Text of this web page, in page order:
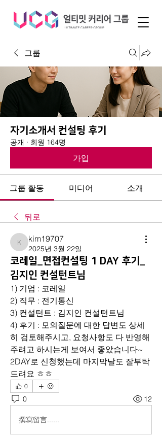
그룹
자기소개서 컨설팅 후기
공개 · 회원 164명
가입
그룹 활동 미디어 소개
뒤로
kim19707
kim19707
2025년 3월 22일
코레일_면접컨설팅 1 DAY 후기_
김지인 컨설턴트님
1) 기업 : 코레일
2) 직무 : 전기통신
3) 컨설턴트 : 김지인 컨설턴트님
4) 후기 : 모의질문에 대한 답변도 상세
히 검토해주시고, 요청사항도 다 반영해
주려고 하시는게 보여서 좋았습니다~
2DAY로 신청했는데 마지막날도 잘부탁
드려요 ㅎㅎ
0
0 12
撰寫留言......